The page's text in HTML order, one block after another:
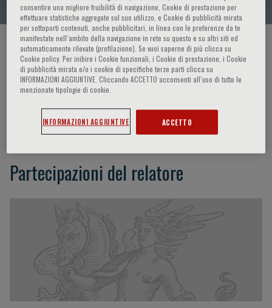
HOME PAGE / CORSI ED EVENTI / RELATORE
Cesare Sirtori
Partecipazioni del relatore
consentire una migliore fruibilità di navigazione, Cookie di prestazione per
effettuare statistiche aggregate sul suo utilizzo, e Cookie di pubblicità mirata
per sottoporti contenuti, anche pubblicitari, in linea con le preferenze da te
manifestate nell‘ambito della navigazione in rete su questo e su altri siti ed
automaticamente rilevate (profilazione). Se vuoi saperne di più clicca su
Cookie policy. Per inibire i Cookie funzionali, i Cookie di prestazione, i Cookie
di pubblicità mirata e/o i cookie di specifiche terze parti clicca su
INFORMAZIONI AGGIUNTIVE. Cliccando ACCETTO acconsenti all’uso di tutte le
menzionate tipologie di cookie.
INFORMAZIONI AGGIUNTIVE ACCETTO